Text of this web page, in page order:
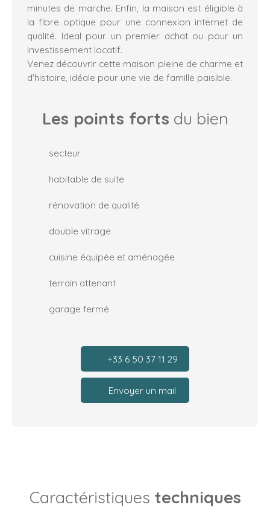
minutes de marche. Enfin, la maison est éligible à
la fibre optique pour une connexion internet de
qualité. Ideal pour un premier achat ou pour un
investissement locatif.
Venez découvrir cette maison pleine de charme et
d'histoire, idéale pour une vie de famille paisible.
Les points forts du bien
secteur
habitable de suite
rénovation de qualité
double vitrage
cuisine équipée et aménagée
terrain attenant
garage fermé
+33 6 50 37 11 29
Envoyer un mail
Caractéristiques techniques